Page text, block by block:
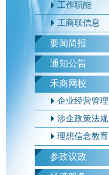
工作职能
工商联信息
要闻简报
通知公告
禾商网校
企业经营管理
涉企政策法规
理想信念教育
参政议政